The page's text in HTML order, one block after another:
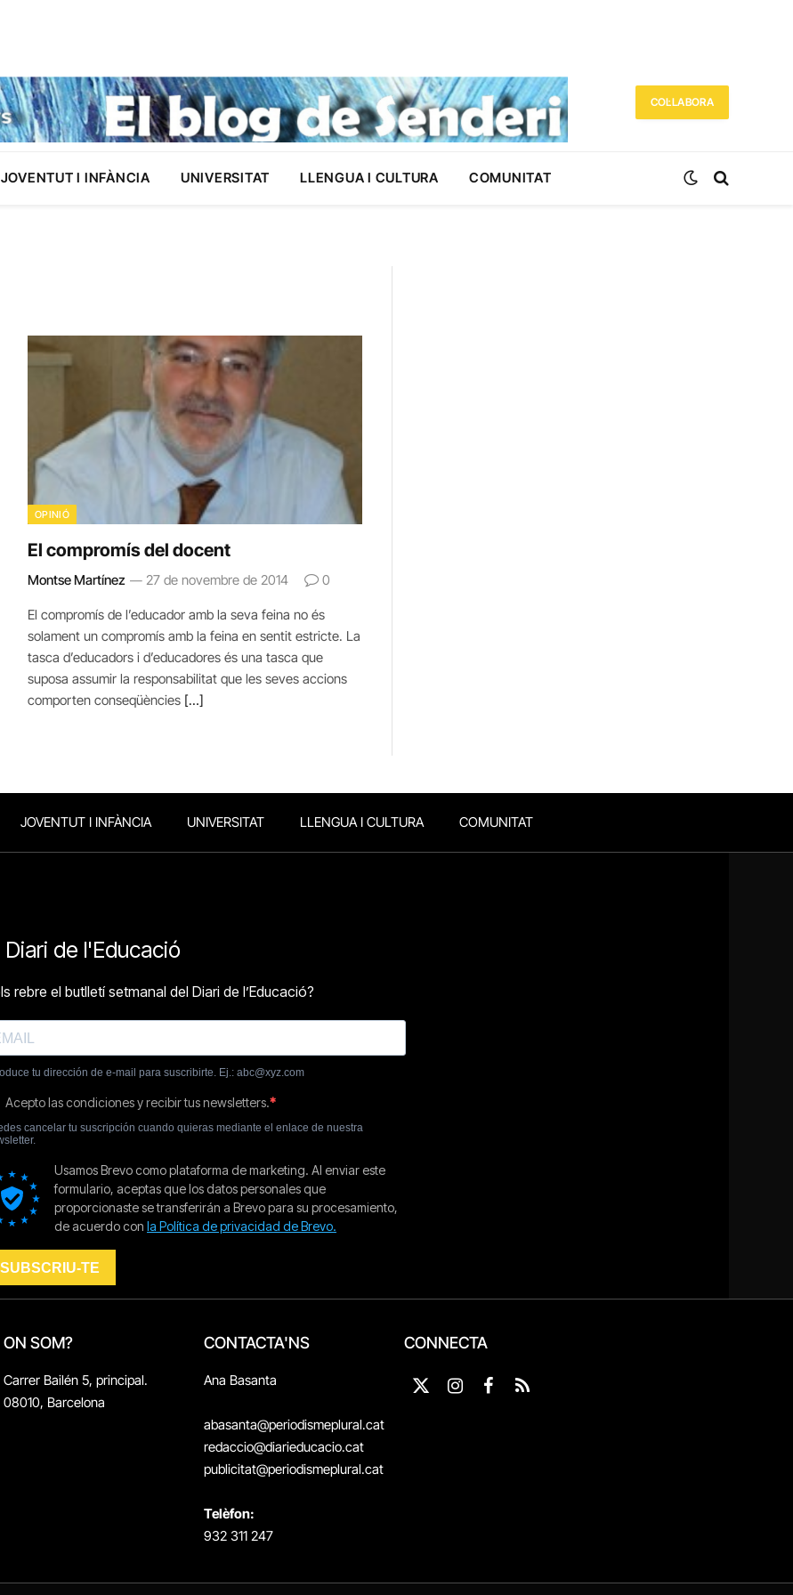
COL·LABORA
JOVENTUT I INFÀNCIA UNIVERSITAT LLENGUA I CULTURA COMUNITAT
OPINIÓ
El compromís del docent
Montse Martínez 27 de novembre de 2014 0
El compromís de l’educador amb la seva feina no és
solament un compromís amb la feina en sentit estricte. La
tasca d’educadors i d’educadores és una tasca que
suposa assumir la responsabilitat que les seves accions
comporten conseqüències […]
JOVENTUT I INFÀNCIA UNIVERSITAT LLENGUA I CULTURA COMUNITAT
ON SOM?
Carrer Bailén 5, principal.
08010, Barcelona
CONTACTA'NS
Ana Basanta
abasanta@periodismeplural.cat
redaccio@diarieducacio.cat
publicitat@periodismeplural.cat
Telèfon:
932 311 247
CONNECTA
X
InstagramFacebook
RSS